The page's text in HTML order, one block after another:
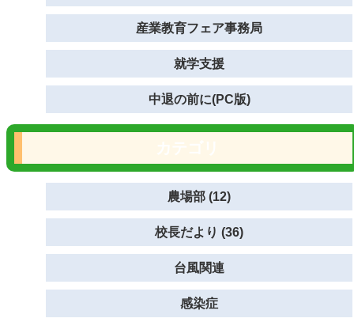
産業教育フェア事務局
就学支援
中退の前に(PC版)
農場部 (12)
校長だより (36)
台風関連
感染症